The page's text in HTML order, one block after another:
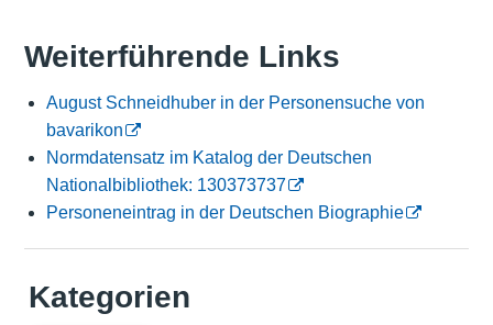
Weiterführende Links
August Schneidhuber in der Personensuche von
bavarikon
Normdatensatz im Katalog der Deutschen
Nationalbibliothek: 130373737
Personeneintrag in der Deutschen Biographie
Kategorien